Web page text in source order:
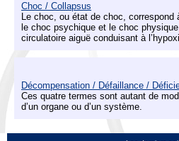
Choc / Collapsus
Le choc, ou état de choc,
le choc psychique et le choc
circulatoire aiguë conduisant à
Décompensation / Défaillance /
Ces quatre termes sont autant de
d’un organe ou d’un système.